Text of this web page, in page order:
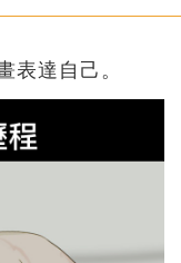
表達自己。